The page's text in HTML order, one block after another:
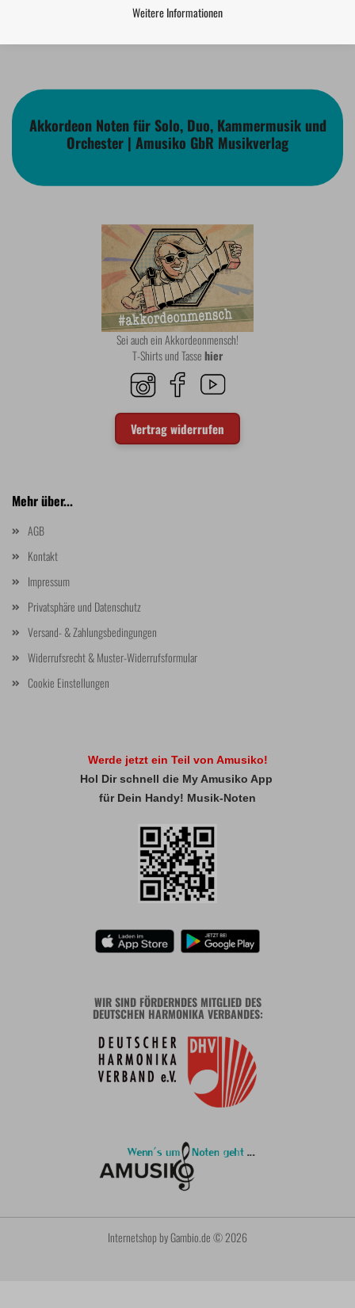
Weitere Informationen
Akkordeon Noten für Solo, Duo, Kammermusik und
Orchester | Amusiko GbR Musikverlag
Sei auch ein Akkordeonmensch!
T-Shirts und Tassehier
Vertrag widerrufen
Mehr über...
AGB
Kontakt
Impressum
Privatsphäre und Datenschutz
Versand- & Zahlungsbedingungen
Widerrufsrecht & Muster-Widerrufsformular
Cookie Einstellungen
Werde jetzt ein Teil von Amusiko!
Hol Dir schnell die My Amusiko App
für Dein Handy! Musik-Noten
WIR SIND FÖRDERNDES MITGLIED DES
DEUTSCHEN HARMONIKA VERBANDES:
Internetshop by Gambio.de © 2026